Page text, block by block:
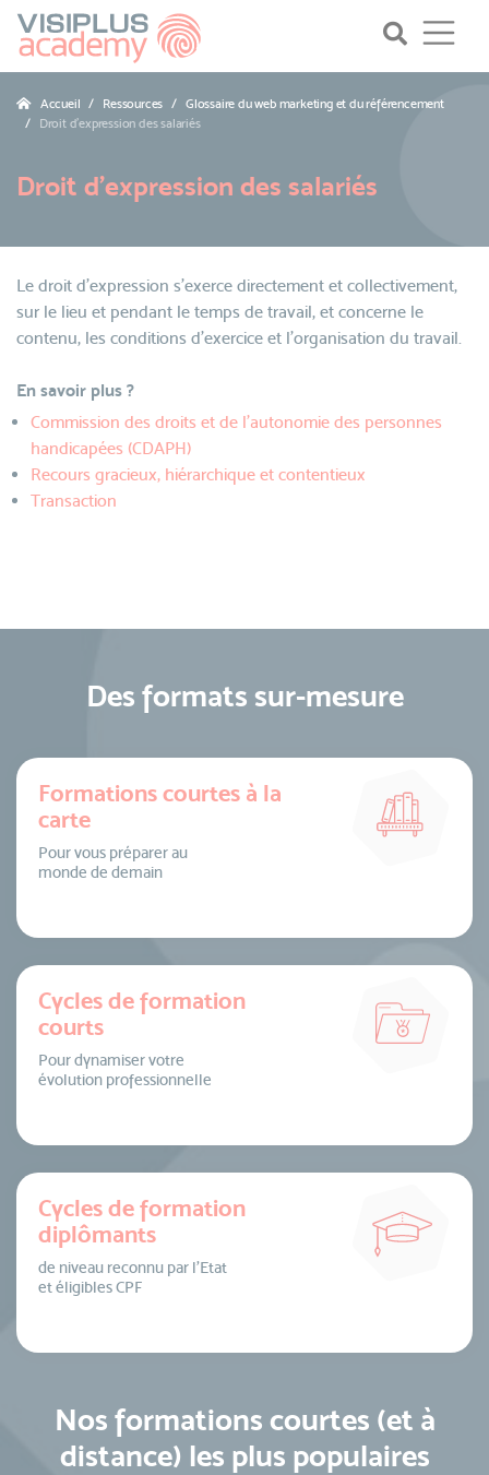
Accueil Ressources
Glossaire du web marketing et du référencement
Droit d'expression des salariés
Droit d'expression des salariés
Le droit d’expression s’exerce directement et collectivement,
sur le lieu et pendant le temps de travail, et concerne le
contenu, les conditions d’exercice et l’organisation du travail.
En savoir plus ?
Commission des droits et de l'autonomie des personnes
handicapées (CDAPH)
Recours gracieux, hiérarchique et contentieux
Transaction
Des formats sur-mesure
Formations courtes à la
carte
Pour vous préparer au
monde de demain
Cycles de formation
courts
Pour dynamiser votre
évolution professionnelle
Cycles de formation
diplômants
de niveau reconnu par l’Etat
et éligibles CPF
Nos formations courtes (et à
distance) les plus populaires